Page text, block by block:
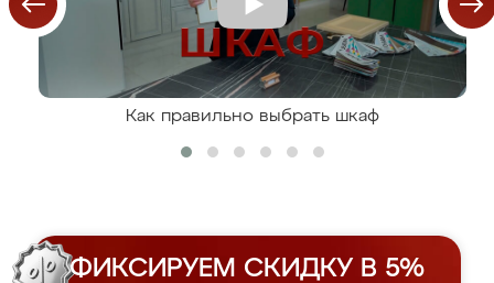
Как правильно выбрать шкаф
ФИКСИРУЕМ СКИДКУ В 5%